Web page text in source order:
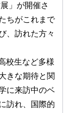
」が開催さ
ちがこれまで
、訪れた方々
校生など多様
きな期待と関
に来訪中のベ
訪れ、国際的